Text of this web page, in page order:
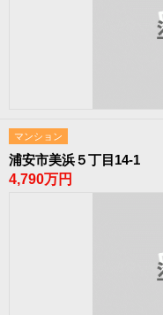
マンション
浦安市美浜５丁目14-1
4,790万円